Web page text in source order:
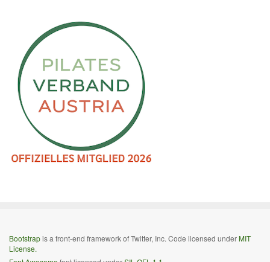
Bootstrapis a front-end framework of Twitter, Inc. Code licensed underMIT
License.